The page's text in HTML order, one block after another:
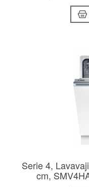
Serie 4,
cm,